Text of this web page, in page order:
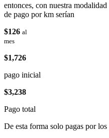
entonces, con nuestra modalidad
de pago por km serían
$126 al
mes
$1,726
pago inicial
$3,238
Pago total
De esta forma solo pagas por